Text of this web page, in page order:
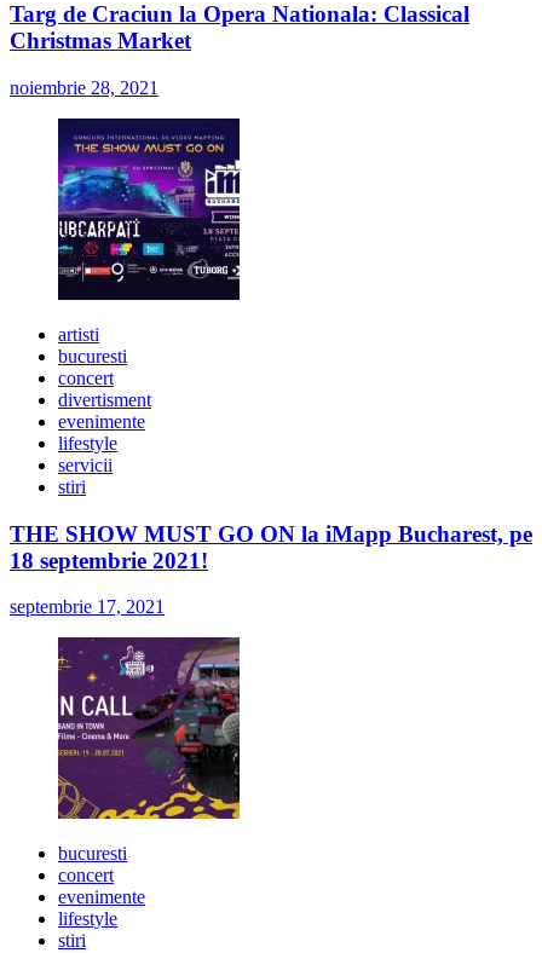
Targ de Craciun la Opera Nationala: Classical
Christmas Market
noiembrie 28, 2021
artisti
bucuresti
concert
divertisment
evenimente
lifestyle
servicii
stiri
THE SHOW MUST GO ON la iMapp Bucharest, pe
18 septembrie 2021!
septembrie 17, 2021
bucuresti
concert
evenimente
lifestyle
stiri